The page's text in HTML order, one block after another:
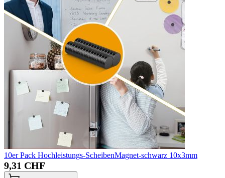
10er Pack Hochleistungs-ScheibenMagnet-schwarz 10x3mm
9,31 CHF